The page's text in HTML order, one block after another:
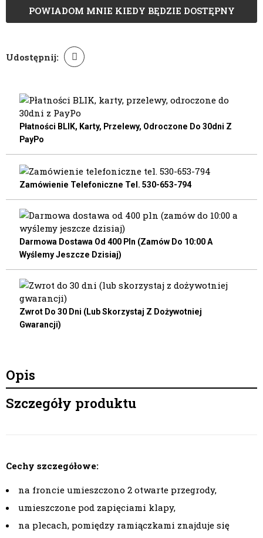
POWIADOM MNIE KIEDY BĘDZIE DOSTĘPNY
Udostępnij:
Płatności BLIK, Karty, Przelewy, Odroczone Do 30dni Z
PayPo
Zamówienie Telefoniczne Tel. 530-653-794
Darmowa Dostawa Od 400 Pln (zamów Do 10:00 A
Wyślemy Jeszcze Dzisiaj)
Zwrot Do 30 Dni (lub Skorzystaj Z Dożywotniej
Gwarancji)
Opis
Szczegóły produktu
Cechy szczegółowe:
na froncie umieszczono 2 otwarte przegrody,
umieszczone pod zapięciami klapy,
na plecach, pomiędzy ramiączkami znajduje się